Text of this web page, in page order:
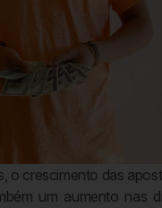
o crescimento das
um aumento nas